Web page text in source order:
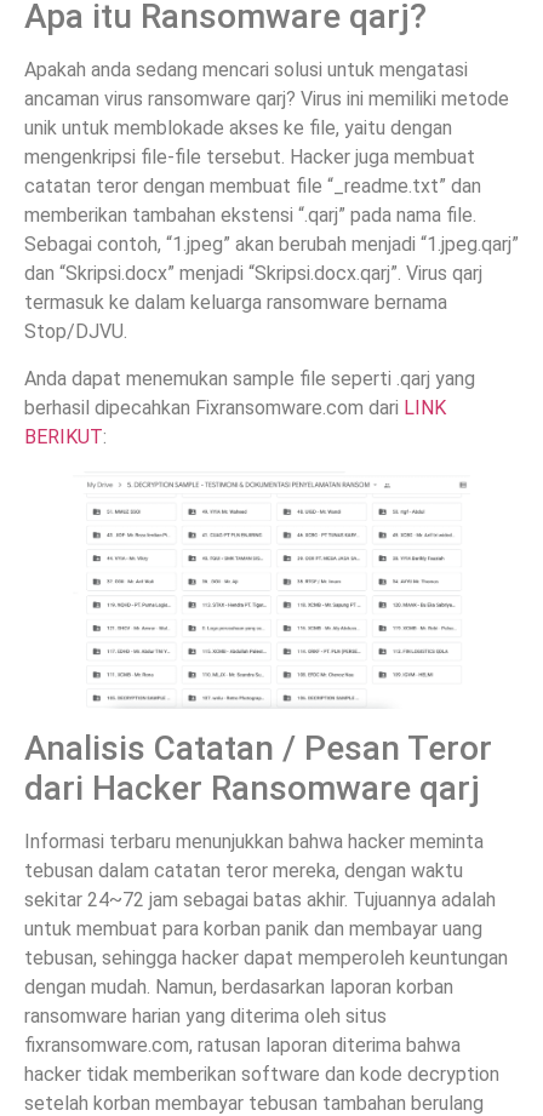
Apa itu Ransomware qarj?
Apakah anda sedang mencari solusi untuk mengatasi
ancaman virus ransomware qarj? Virus ini memiliki metode
unik untuk memblokade akses ke file, yaitu dengan
mengenkripsi file-file tersebut. Hacker juga membuat
catatan teror dengan membuat file “_readme.txt” dan
memberikan tambahan ekstensi “.qarj” pada nama file.
Sebagai contoh, “1.jpeg” akan berubah menjadi “1.jpeg.qarj”
dan “Skripsi.docx” menjadi “Skripsi.docx.qarj”. Virus qarj
termasuk ke dalam keluarga ransomware bernama
Stop/DJVU.
Anda dapat menemukan sample file seperti .qarj yang
berhasil dipecahkan Fixransomware.com dari LINK
BERIKUT:
Analisis Catatan / Pesan Teror
dari Hacker Ransomware qarj
Informasi terbaru menunjukkan bahwa hacker meminta
tebusan dalam catatan teror mereka, dengan waktu
sekitar 24~72 jam sebagai batas akhir. Tujuannya adalah
untuk membuat para korban panik dan membayar uang
tebusan, sehingga hacker dapat memperoleh keuntungan
dengan mudah. Namun, berdasarkan laporan korban
ransomware harian yang diterima oleh situs
fixransomware.com, ratusan laporan diterima bahwa
hacker tidak memberikan software dan kode decryption
setelah korban membayar tebusan tambahan berulang